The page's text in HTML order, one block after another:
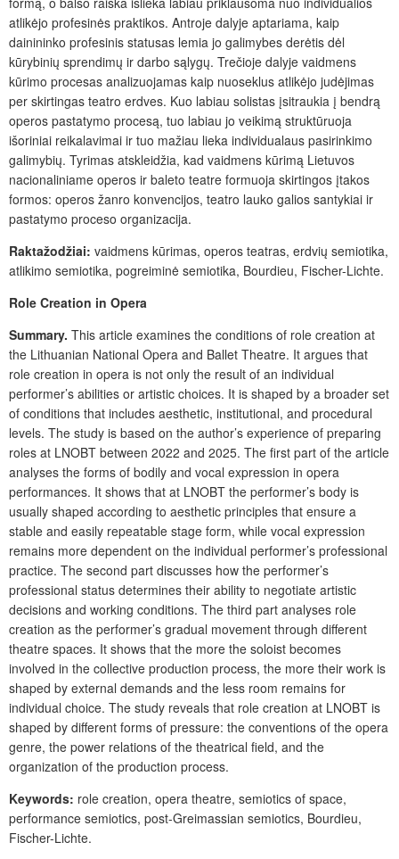
atlikėjo profesinės praktikos. Antroje dalyje aptariama, kaip
dainininko profesinis statusas lemia jo galimybes derėtis dėl
kūrybinių sprendimų ir darbo sąlygų. Trečioje dalyje vaidmens
kūrimo procesas analizuojamas kaip nuoseklus atlikėjo judėjimas
per skirtingas teatro erdves. Kuo labiau solistas įsitraukia į bendrą
operos pastatymo procesą, tuo labiau jo veikimą struktūruoja
išoriniai reikalavimai ir tuo mažiau lieka individualaus pasirinkimo
galimybių. Tyrimas atskleidžia, kad vaidmens kūrimą Lietuvos
nacionaliniame operos ir baleto teatre formuoja skirtingos įtakos
formos: operos žanro konvencijos, teatro lauko galios santykiai ir
pastatymo proceso organizacija.
Raktažodžiai: vaidmens kūrimas, operos teatras, erdvių semiotika,
atlikimo semiotika, pogreiminė semiotika, Bourdieu, Fischer-Lichte.
Role Creation in Opera
Summary. This article examines the conditions of role creation at
the Lithuanian National Opera and Ballet Theatre. It argues that
role creation in opera is not only the result of an individual
performer’s abilities or artistic choices. It is shaped by a broader set
of conditions that includes aesthetic, institutional, and procedural
levels. The study is based on the author’s experience of preparing
roles at LNOBT between 2022 and 2025. The first part of the article
analyses the forms of bodily and vocal expression in opera
performances. It shows that at LNOBT the performer’s body is
usually shaped according to aesthetic principles that ensure a
stable and easily repeatable stage form, while vocal expression
remains more dependent on the individual performer’s professional
practice. The second part discusses how the performer’s
professional status determines their ability to negotiate artistic
decisions and working conditions. The third part analyses role
creation as the performer’s gradual movement through different
theatre spaces. It shows that the more the soloist becomes
involved in the collective production process, the more their work is
shaped by external demands and the less room remains for
individual choice. The study reveals that role creation at LNOBT is
shaped by different forms of pressure: the conventions of the opera
genre, the power relations of the theatrical field, and the
organization of the production process.
Keywords: role creation, opera theatre, semiotics of space,
performance semiotics, post-Greimassian semiotics, Bourdieu,
Fischer-Lichte.